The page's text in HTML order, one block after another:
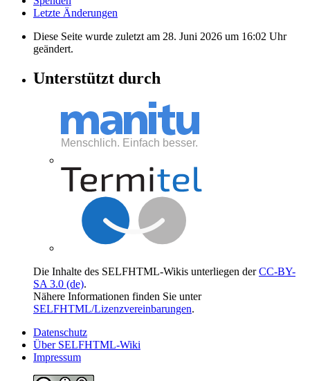
Letzte Änderungen
Diese Seite wurde zuletzt am 28. Juni 2026 um 16:02 Uhr
geändert.
Unterstützt durch
Die Inhalte des SELFHTML-Wikis unterliegen derCC-BY-
SA 3.0 (de).
Nähere Informationen finden Sie unter
SELFHTML/Lizenzvereinbarungen.
Datenschutz
Über SELFHTML-Wiki
Impressum